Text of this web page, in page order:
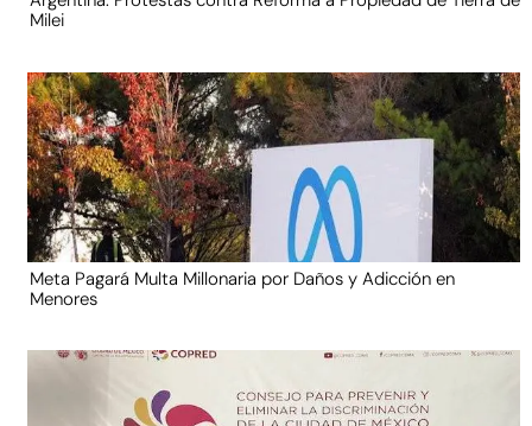
Milei
Meta Pagará Multa Millonaria por Daños y Adicción en
Menores